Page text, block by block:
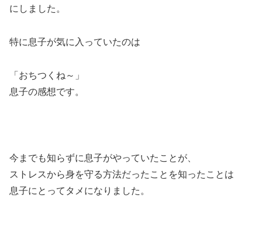
にしました。
特に息子が気に入っていたのは
「おちつくね～」
息子の感想です。
今までも知らずに息子がやっていたことが、
ストレスから身を守る方法だったことを知ったことは
息子にとってタメになりました。